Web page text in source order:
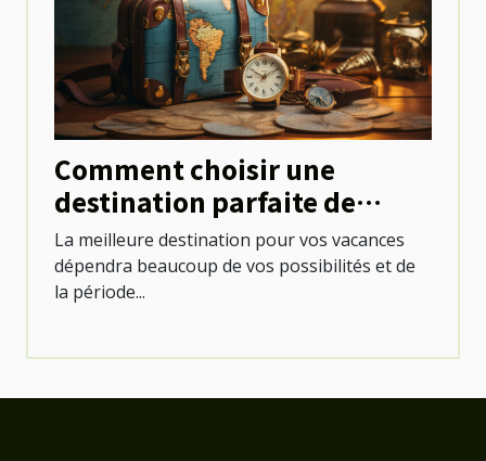
Comment choisir une
destination parfaite de
voyage ?
La meilleure destination pour vos vacances
dépendra beaucoup de vos possibilités et de
la période...